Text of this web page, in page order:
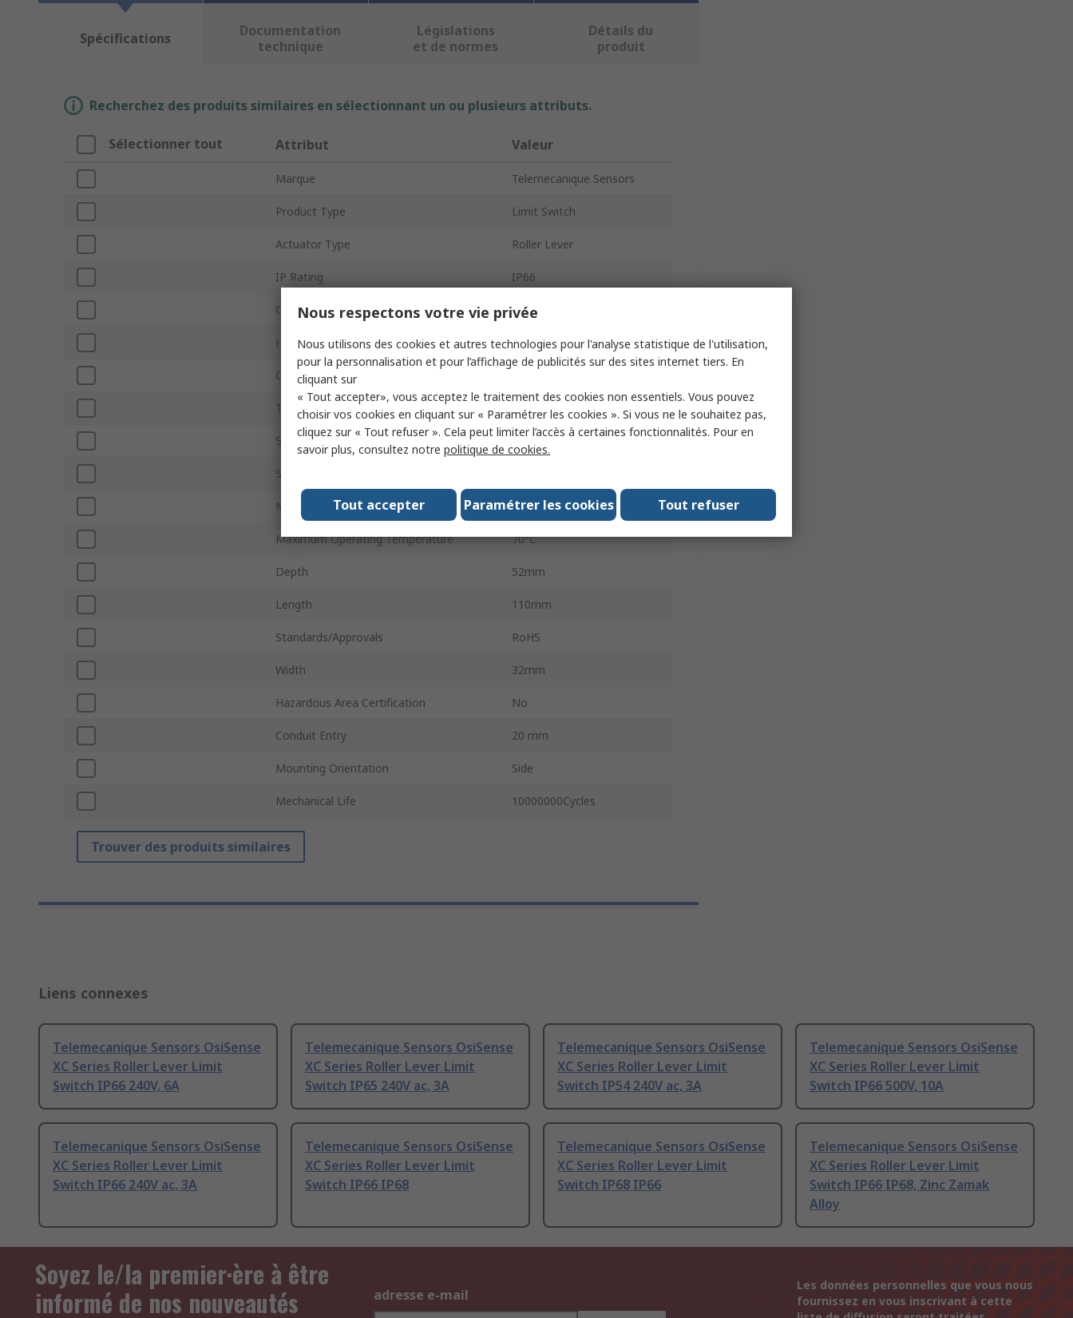
Spécifications
Documentation
technique
Législations
et de normes
Détails du
produit
Recherchez des produits similaires en sélectionnant un ou plusieurs attributs.
Sélectionner tout Attribut Valeur
Marque Telemecanique Sensors
Product Type Limit Switch
Actuator Type Roller Lever
IP Rating IP66
Contact Configuration SPDT
Housing Material Zinc Alloy
Contact Type
Terminal Type Cable
Series OsiSense XC
Switching AC Voltage
Minimum Operating Temperature -25°C
Maximum Operating Temperature 70°C
Depth 52mm
Length 110mm
Standards/Approvals RoHS
Width 32mm
Hazardous Area Certification No
Conduit Entry 20 mm
Mounting Orientation Side
Mechanical Life 10000000Cycles
Trouver des produits similaires
Liens connexes
Telemecanique Sensors OsiSense
XC Series Roller Lever Limit
Switch IP66 240V, 6A
Telemecanique Sensors OsiSense
XC Series Roller Lever Limit
Switch IP65 240V ac, 3A
Telemecanique Sensors OsiSense
XC Series Roller Lever Limit
Switch IP54 240V ac, 3A
Telemecanique Sensors OsiSense
XC Series Roller Lever Limit
Switch IP66 500V, 10A
Telemecanique Sensors OsiSense
XC Series Roller Lever Limit
Switch IP66 240V ac, 3A
Telemecanique Sensors OsiSense
XC Series Roller Lever Limit
Switch IP66 IP68
Telemecanique Sensors OsiSense
XC Series Roller Lever Limit
Switch IP68 IP66
Telemecanique Sensors OsiSense
XC Series Roller Lever Limit
Switch IP66 IP68, Zinc Zamak
Alloy
Soyez le/la premier·ère à être
informé de nos nouveautés
adresse e-mail
Les données personnelles que vous nous
fournissez en vous inscrivant à cette
Nous respectons votre vie privée
Nous utilisons des cookies et autres technologies pour l'analyse statistique de l'utilisation,
pour la personnalisation et pour l’affichage de publicités sur des sites internet tiers. En
cliquant sur
« Tout accepter», vous acceptez le traitement des cookies non essentiels. Vous pouvez
choisir vos cookies en cliquant sur « Paramétrer les cookies ». Si vous ne le souhaitez pas,
cliquez sur « Tout refuser ». Cela peut limiter l’accès à certaines fonctionnalités. Pour en
savoir plus, consultez notre politique de cookies.
Tout accepter Paramétrer les cookies Tout refuser